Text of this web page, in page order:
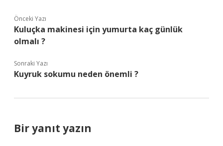
Önceki Yazı
Kuluçka makinesi için yumurta kaç günlük
olmalı ?
Sonraki Yazı
Kuyruk sokumu neden önemli ?
Bir yanıt yazın